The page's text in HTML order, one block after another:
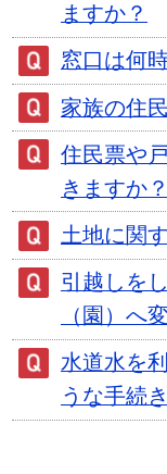
ますか？
窓口は何
家族の住
住民票や
きますか？
土地に関
引越しを
（園）へ
水道水を
うな手続